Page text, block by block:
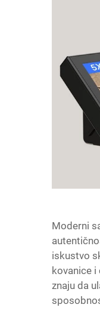
Moderni
iskustvo
kovanice
znaju da